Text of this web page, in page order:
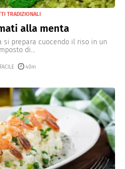
TRADIZIONALI
alla menta
si prepara cuocendo il riso in un
di...
FACILE 40m